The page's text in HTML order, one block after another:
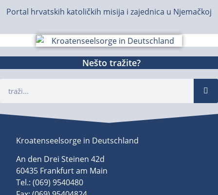
Portal hrvatskih katoličkih misija i zajednica u Njemačkoj
Nešto tražite?
Kroatenseelsorge in Deutschland
An den Drei Steinen 42d
60435 Frankfurt am Main
Tel.: (069) 9540480